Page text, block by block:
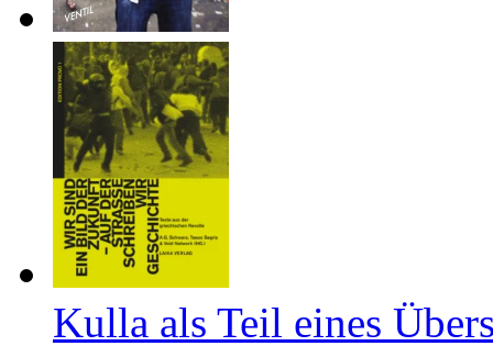
Kulla als Teil eines